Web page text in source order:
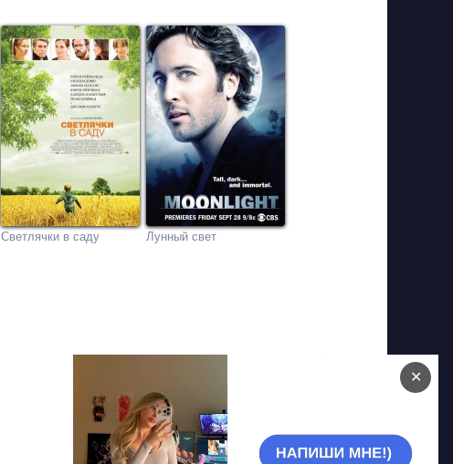
Светлячки в саду Лунный свет
✕